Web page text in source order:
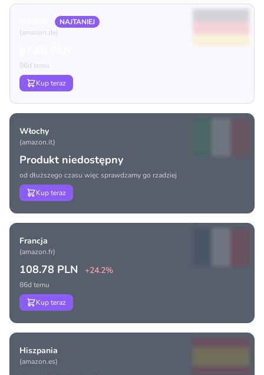
NAJTANIEJ
(amazon.de)
86d temu
Kup teraz
Włochy
(amazon.it)
Produkt niedostępny
od dłuższego czasu więc sprawdzamy go rzadziej
Kup teraz
Francja
(amazon.fr)
108.78 PLN +24.2%
86d temu
Kup teraz
Hiszpania
(amazon.es)